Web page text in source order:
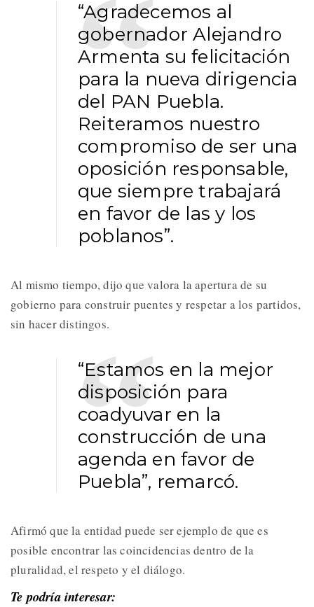
“Agradecemos al
gobernador Alejandro
Armenta su felicitación
para la nueva dirigencia
del PAN Puebla.
Reiteramos nuestro
compromiso de ser una
oposición responsable,
que siempre trabajará
en favor de las y los
poblanos”.
Al mismo tiempo, dijo que valora la apertura de su
gobierno para construir puentes y respetar a los partidos,
sin hacer distingos.
“Estamos en la mejor
disposición para
coadyuvar en la
construcción de una
agenda en favor de
Puebla”, remarcó.
Afirmó que la entidad puede ser ejemplo de que es
posible encontrar las coincidencias dentro de la
pluralidad, el respeto y el diálogo.
Te podría interesar: